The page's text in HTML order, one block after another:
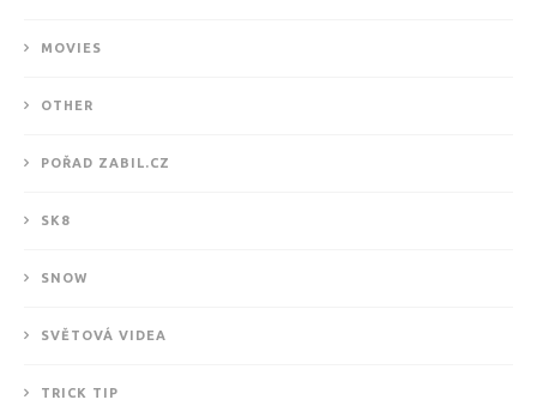
MOVIES
OTHER
POŘAD ZABIL.CZ
SK8
SNOW
SVĚTOVÁ VIDEA
TRICK TIP